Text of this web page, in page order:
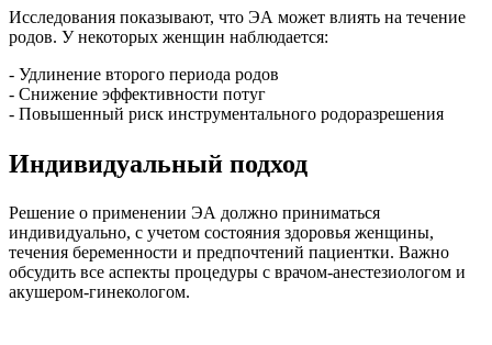
Исследования показывают, что ЭА может влиять на течение
родов. У некоторых женщин наблюдается:
- Удлинение второго периода родов
- Снижение эффективности потуг
- Повышенный риск инструментального родоразрешения
Индивидуальный подход
Решение о применении ЭА должно приниматься
индивидуально, с учетом состояния здоровья женщины,
течения беременности и предпочтений пациентки. Важно
обсудить все аспекты процедуры с врачом-анестезиологом и
акушером-гинекологом.